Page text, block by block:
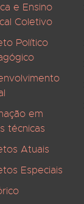
e Ensino
Coletivo
Político
em
técnicas
Atuais
Especiais